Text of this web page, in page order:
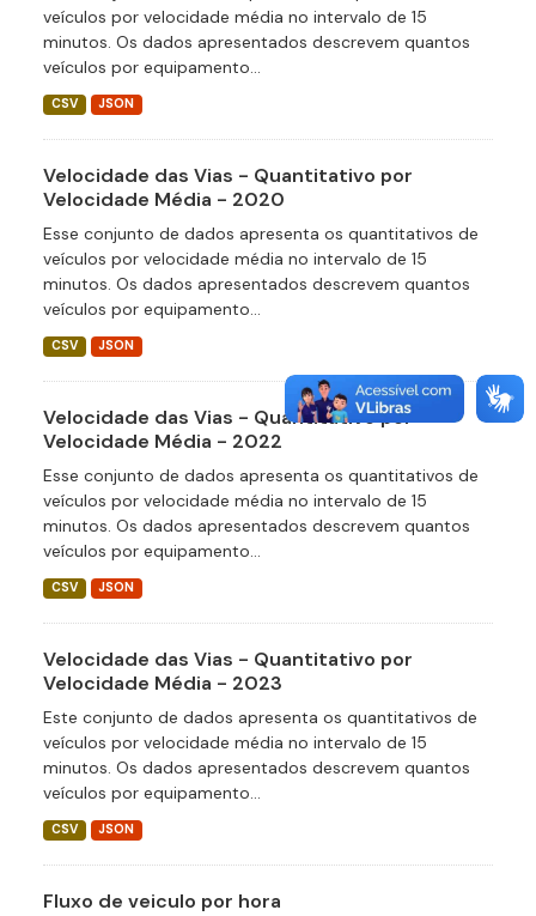
veículos por velocidade média no intervalo de 15
minutos. Os dados apresentados descrevem quantos
veículos por equipamento...
CSV JSON
Velocidade das Vias - Quantitativo por
Velocidade Média - 2020
Esse conjunto de dados apresenta os quantitativos de
veículos por velocidade média no intervalo de 15
minutos. Os dados apresentados descrevem quantos
veículos por equipamento...
CSV JSON
Velocidade das Vias - Quantitativo por
Velocidade Média - 2022
Esse conjunto de dados apresenta os quantitativos de
veículos por velocidade média no intervalo de 15
minutos. Os dados apresentados descrevem quantos
veículos por equipamento...
CSV JSON
Velocidade das Vias - Quantitativo por
Velocidade Média - 2023
Este conjunto de dados apresenta os quantitativos de
veículos por velocidade média no intervalo de 15
minutos. Os dados apresentados descrevem quantos
veículos por equipamento...
CSV JSON
Fluxo de veiculo por hora